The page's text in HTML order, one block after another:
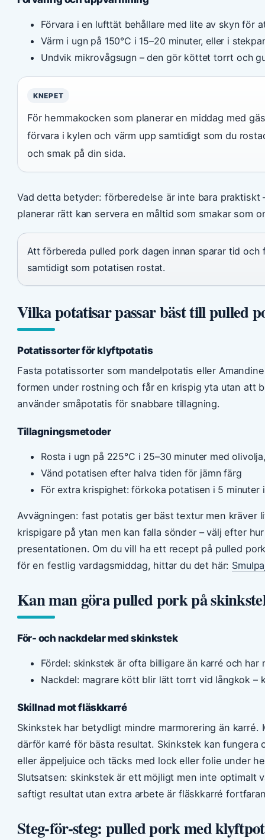
Förvara i en lufttät behållare med lite av skyn för
Värm i ugn på 150°C i 15–20 minuter, eller i
Undvik mikrovågsugn – den gör köttet torrt och
KNEPET
För hemmakocken som planerar en middag med
förvara i kylen och värm upp samtidigt som du
och smak på din sida.
Vad detta betyder: förberedelse är inte bara praktiskt
planerar rätt kan servera en måltid som smakar som
Att förbereda pulled pork dagen innan sparar tid och
samtidigt som potatisen rostat.
Vilka potatisar passar bäst till pulled
Potatissorter för klyftpotatis
Fasta potatissorter som mandelpotatis eller
formen under rostning och får en krispig yta utan att
använder småpotatis för snabbare tillagning.
Tillagningsmetoder
Rosta i ugn på 225°C i 25–30 minuter med
Vänd potatisen efter halva tiden för jämn färg
För extra krispighet: förkoka potatisen i 5 minuter
Avvägningen: fast potatis ger bäst textur men kräver
krispigare på ytan men kan falla sönder – välj efter
presentationen. Om du vill ha ett recept på pulled
för en festlig vardagsmiddag, hittar du det här:
Kan man göra pulled pork på
För- och nackdelar med skinkstek
Fördel: skinkstek är ofta billigare än karré och har
Nackdel: magrare kött blir lätt torrt vid långkok –
Skillnad mot fläskkarré
Skinkstek har betydligt mindre marmorering än karré.
därför karré för bästa resultat. Skinkstek kan fungera
eller äppeljuice och täcks med lock eller folie under
Slutsatsen: skinkstek är ett möjligt men inte optimalt
saftigt resultat utan extra arbete är fläskkarré
Steg-för-steg: pulled pork med